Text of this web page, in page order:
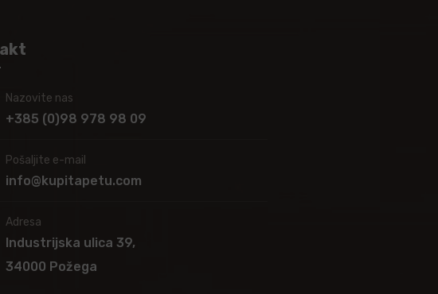
Nazovite nas
+385 (0)98 978 98 09
Pošaljite e-mail
info@kupitapetu.com
Adresa
Industrijska ulica 39,
34000 Požega